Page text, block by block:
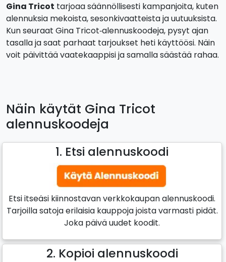
Gina Tricot tarjoaa säännöllisesti kampanjoita, kuten
alennuksia mekoista, sesonkivaatteista ja uutuuksista.
Kun seuraat Gina Tricot‑alennuskoodeja, pysyt ajan
tasalla ja saat parhaat tarjoukset heti käyttöösi. Näin
voit päivittää vaatekaappisi ja samalla säästää rahaa.
Näin käytät Gina Tricot
alennuskoodeja
1. Etsi alennuskoodi
Etsi itseäsi kiinnostavan verkkokaupan alennuskoodi.
Tarjoilla satoja erilaisia kauppoja joista varmasti pidät.
Joka päivä uudet koodit.
2. Kopioi alennuskoodi